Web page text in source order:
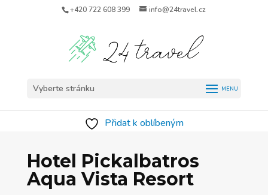
+420 722 608 399 info@24travel.cz
Vyberte stránku
Přidat k oblíbeným
Hotel Pickalbatros
Aqua Vista Resort